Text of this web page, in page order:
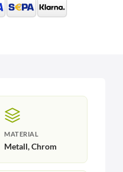
MATERIAL
Metall, Chrom